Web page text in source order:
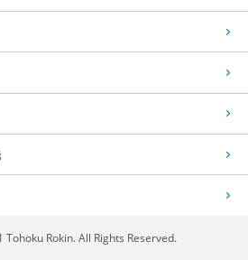
Rokin. All Rights Reserved.